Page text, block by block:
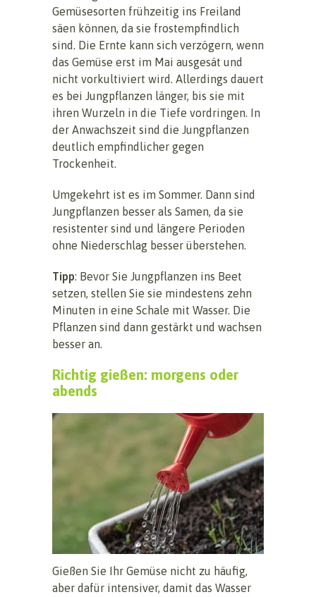
Gemüsesorten frühzeitig ins Freiland
säen können, da sie frostempfindlich
sind. Die Ernte kann sich verzögern, wenn
das Gemüse erst im Mai ausgesät und
nicht vorkultiviert wird. Allerdings dauert
es bei Jungpflanzen länger, bis sie mit
ihren Wurzeln in die Tiefe vordringen. In
der Anwachszeit sind die Jungpflanzen
deutlich empfindlicher gegen
Trockenheit.
Umgekehrt ist es im Sommer. Dann sind
Jungpflanzen besser als Samen, da sie
resistenter sind und längere Perioden
ohne Niederschlag besser überstehen.
Tipp: Bevor Sie Jungpflanzen ins Beet
setzen, stellen Sie sie mindestens zehn
Minuten in eine Schale mit Wasser. Die
Pflanzen sind dann gestärkt und wachsen
besser an.
Richtig gießen: morgens oder
abends
Gießen Sie Ihr Gemüse nicht zu häufig,
aber dafür intensiver, damit das Wasser